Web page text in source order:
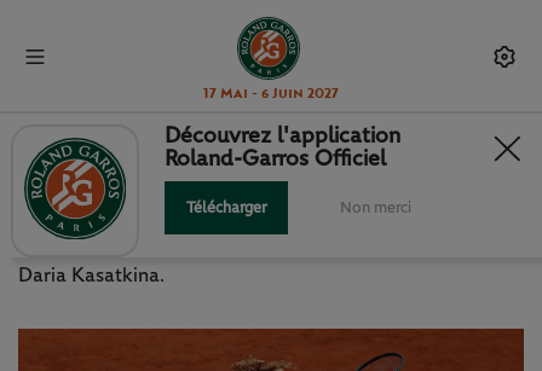
17 Mai - 6 Juin 2027
ANDREEVA, SANS PANIQUER
Mirra Andreeva a surmonté un premier gros test face à
Daria Kasatkina.
Découvrez l'application
Roland-Garros Officiel
Télécharger Non merci